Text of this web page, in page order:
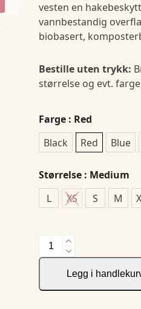
vesten en
vannbestandig
biobasert,
Bestille uten trykk:
størrelse og evt.
Farge : Red
Black
Red Blue
Størrelse : Medium
L
XS S M
Arches
Vest
Woman
antall
Legg i